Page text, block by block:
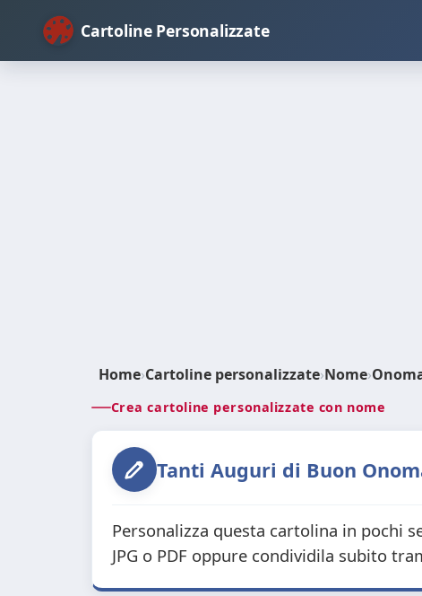
Cartoline Personalizzate
Home›Cartoline personalizzate›Nome›
Crea cartoline personalizzate con nome
Tanti Auguri di Buon
Personalizza questa cartolina in pochi
JPG o PDF oppure condividila subito